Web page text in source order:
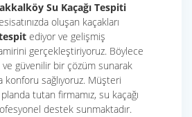
Su Kaçağı Tespiti
oluşan kaçakları
ediyor ve gelişmiş
gerçekleştiriyoruz. Böylece
ve güvenilir bir çözüm sunarak
konforu sağlıyoruz. Müşteri
tutan firmamız, su kaçağı
destek sunmaktadır.